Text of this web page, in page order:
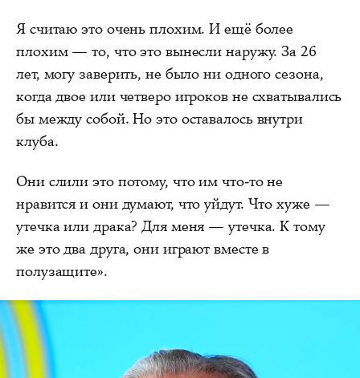
Я считаю это очень плохим. И ещё более
плохим — то, что это вынесли наружу. За 26
лет, могу заверить, не было ни одного сезона,
когда двое или четверо игроков не схватывались
бы между собой. Но это оставалось внутри
клуба.
Они слили это потому, что им что-то не
нравится и они думают, что уйдут. Что хуже —
утечка или драка? Для меня — утечка. К тому
же это два друга, они играют вместе в
полузащите».